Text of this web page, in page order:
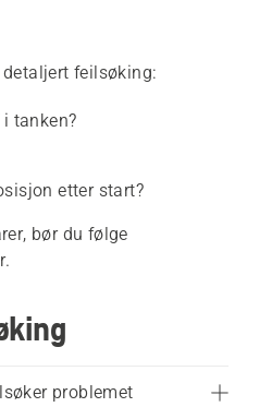
feilsøking:
tanken?
etter start?
bør du følge
problemet